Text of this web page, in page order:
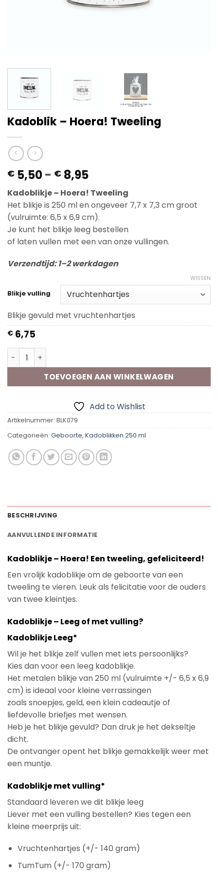
Kadoblik – Hoera! Tweeling
€ 5,50- € 8,95Prijsklasse:
€ 5,50
tot
€ 8,95
Kadoblikje – Hoera! Tweeling
Het blikje is 250 ml en ongeveer 7,7 x 7,3 cm groot
(vulruimte: 6,5 x 6,9 cm).
Je kunt het blikje leeg bestellen
of laten vullen met een van onze vullingen.
Verzendtijd: 1–2 werkdagen
Blikje vulling
WISSEN
Blikje gevuld met vruchtenhartjes
€ 6,75
Kadoblik - Hoera! Tweeling aantal
TOEVOEGEN AAN WINKELWAGEN
Add to Wishlist
Artikelnummer: BLK079
Categorieën: Geboorte, Kadoblikken 250 ml
BESCHRIJVING
AANVULLENDE INFORMATIE
Kadoblikje – Hoera! Een tweeling, gefeliciteerd!
Een vrolijk kadoblikje om de geboorte van een
tweeling te vieren. Leuk als felicitatie voor de ouders
van twee kleintjes.
Kadoblikje – Leeg of met vulling?
Kadoblikje Leeg*
Wil je het blikje zelf vullen met iets persoonlijks?
Kies dan voor een leeg kadoblikje.
Het metalen blikje van 250 ml (vulruimte +/- 6,5 x 6,9
cm) is ideaal voor kleine verrassingen
zoals snoepjes, geld, een klein cadeautje of
liefdevolle briefjes met wensen.
Heb je het blikje gevuld? Dan druk je het dekseltje
dicht.
De ontvanger opent het blikje gemakkelijk weer met
een muntje.
Kadoblikje met vulling*
Standaard leveren we dit blikje leeg
Liever met een vulling bestellen? Kies tegen een
kleine meerprijs uit:
Vruchtenhartjes (+/- 140 gram)
TumTum (+/- 170 gram)